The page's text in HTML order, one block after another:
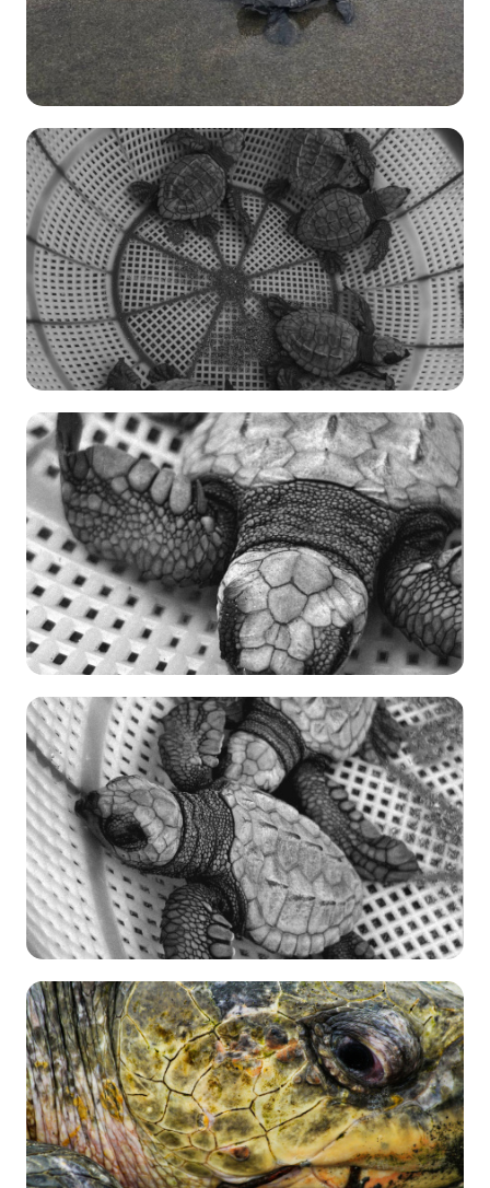
04 de
Enero
Amelia Gaona
Conservación → Monitoreo
539
12 deEnero
Amelia Gaona
Conservación → Monitoreo
601
12 deEnero
Amelia Gaona
Conservación → Monitoreo
567
12 deEnero
Amelia Gaona
Conservación → Monitoreo
2226
06 deAgosto2021
Andrés Jiménez Solera
Conservación → Campañas de